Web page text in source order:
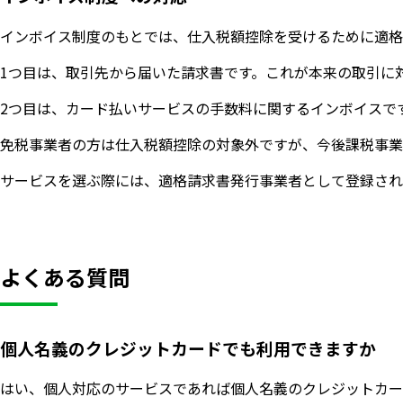
インボイス制度のもとでは、仕入税額控除を受けるために適
1つ目は、取引先から届いた請求書です。これが本来の取引
2つ目は、カード払いサービスの手数料に関するインボイス
免税事業者の方は仕入税額控除の対象外ですが、今後課税事
サービスを選ぶ際には、適格請求書発行事業者として登録さ
よくある質問
個人名義のクレジットカードでも利用できますか
はい、個人対応のサービスであれば個人名義のクレジットカ